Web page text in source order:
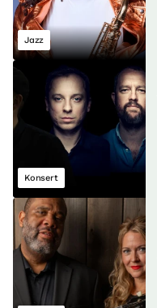
Jazz
Konsert